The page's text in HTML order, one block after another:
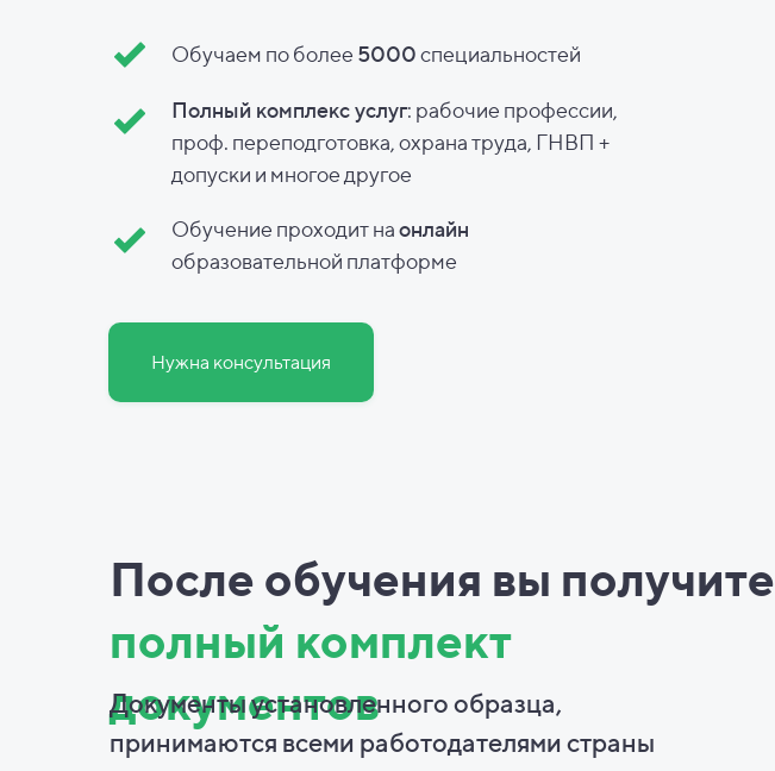
Нужна консультация
Обучаем по более 5000специальностей
Обучение проходит наонлайн
образовательной платформе
Полный комплекс услуг: рабочие профессии,
проф. переподготовка, охрана труда, ГНВП +
допуски и многое другое
После обучения вы получите
полный комплект
документов
Документы установленного образца,
принимаются всеми работодателями страны